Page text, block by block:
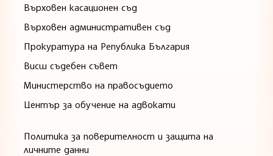
Върховен касационен съд
Върховен административен съд
Прокуратура на Република България
Висш съдебен съвет
Министерство на правосъдието
Център за обучение на адвокати
Политика за поверителност и защита на
личните данни